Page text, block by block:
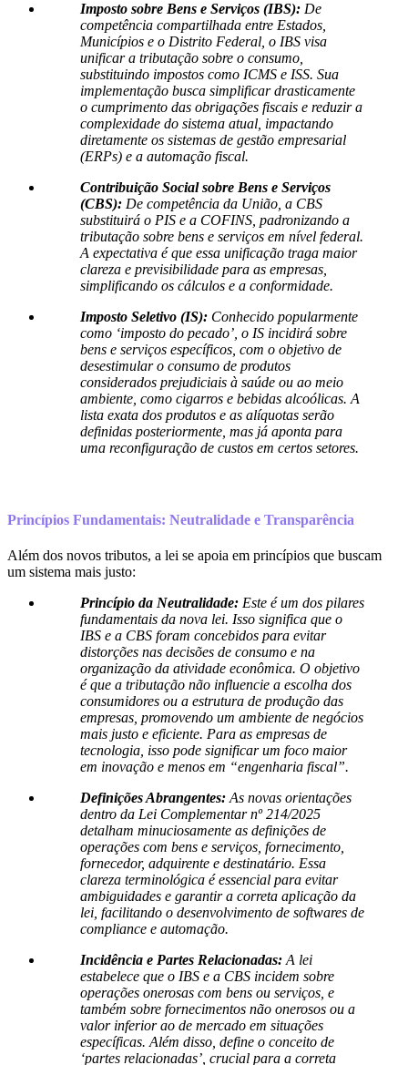
Imposto sobre Bens e Serviços (IBS): De
competência compartilhada entre Estados,
Municípios e o Distrito Federal, o IBS visa
unificar a tributação sobre o consumo,
substituindo impostos como ICMS e ISS. Sua
implementação busca simplificar drasticamente
o cumprimento das obrigações fiscais e reduzir a
complexidade do sistema atual, impactando
diretamente os sistemas de gestão empresarial
(ERPs) e a automação fiscal.
Contribuição Social sobre Bens e Serviços
(CBS): De competência da União, a CBS
substituirá o PIS e a COFINS, padronizando a
tributação sobre bens e serviços em nível federal.
A expectativa é que essa unificação traga maior
clareza e previsibilidade para as empresas,
simplificando os cálculos e a conformidade.
Imposto Seletivo (IS): Conhecido popularmente
como ‘imposto do pecado’, o IS incidirá sobre
bens e serviços específicos, com o objetivo de
desestimular o consumo de produtos
considerados prejudiciais à saúde ou ao meio
ambiente, como cigarros e bebidas alcoólicas. A
lista exata dos produtos e as alíquotas serão
definidas posteriormente, mas já aponta para
uma reconfiguração de custos em certos setores.
Princípios Fundamentais: Neutralidade e Transparência
Além dos novos tributos, a lei se apoia em princípios que buscam
um sistema mais justo:
Princípio da Neutralidade: Este é um dos pilares
fundamentais da nova lei. Isso significa que o
IBS e a CBS foram concebidos para evitar
distorções nas decisões de consumo e na
organização da atividade econômica. O objetivo
é que a tributação não influencie a escolha dos
consumidores ou a estrutura de produção das
empresas, promovendo um ambiente de negócios
mais justo e eficiente. Para as empresas de
tecnologia, isso pode significar um foco maior
em inovação e menos em “engenharia fiscal”.
Definições Abrangentes: As novas orientações
dentro da Lei Complementar nº 214/2025
detalham minuciosamente as definições de
operações com bens e serviços, fornecimento,
fornecedor, adquirente e destinatário. Essa
clareza terminológica é essencial para evitar
ambiguidades e garantir a correta aplicação da
lei, facilitando o desenvolvimento de softwares de
compliance e automação.
Incidência e Partes Relacionadas: A lei
estabelece que o IBS e a CBS incidem sobre
operações onerosas com bens ou serviços, e
também sobre fornecimentos não onerosos ou a
valor inferior ao de mercado em situações
específicas. Além disso, define o conceito de
‘partes relacionadas’, crucial para a correta